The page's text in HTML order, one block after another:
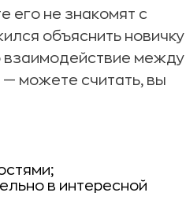
его не знакомят с
объяснить новичку
взаимодействие между
можете считать, вы
в интересной